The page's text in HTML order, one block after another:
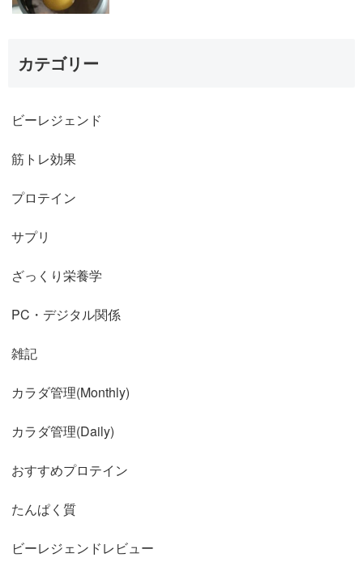
カテゴリー
ビーレジェンド
筋トレ効果
プロテイン
サプリ
ざっくり栄養学
PC・デジタル関係
雑記
カラダ管理(Monthly)
カラダ管理(Daily)
おすすめプロテイン
たんぱく質
ビーレジェンドレビュー